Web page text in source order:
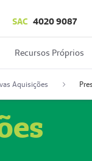
SAC 4020 9087
Recursos Próprios
Aquisições